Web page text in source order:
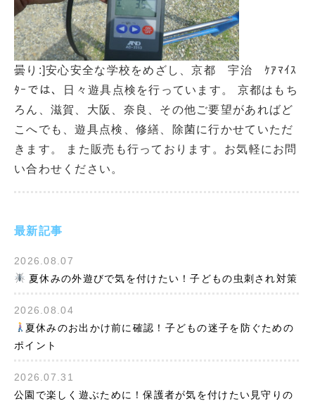
最新記事
2026.08.07
夏休みの外遊びで気を付けたい！子どもの虫刺され対策
2026.08.04
夏休みのお出かけ前に確認！子どもの迷子を防ぐための
ポイント
2026.07.31
公園で楽しく遊ぶために！保護者が気を付けたい見守りの
曇り:]安心安全な学校をめざし、京都 宇治 ｹｱﾏｲｽ
ﾀｰでは、日々遊具点検を行っています。 京都はもち
ろん、滋賀、大阪、奈良、その他ご要望があればど
こへでも、遊具点検、修繕、除菌に行かせていただ
きます。 また販売も行っております。お気軽にお問
い合わせください。